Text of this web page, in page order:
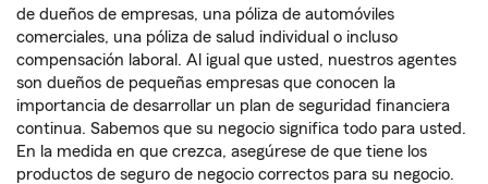
de dueños de empresas, una póliza de automóviles
comerciales, una póliza de salud individual o incluso
compensación laboral. Al igual que usted, nuestros agentes
son dueños de pequeñas empresas que conocen la
importancia de desarrollar un plan de seguridad financiera
continua. Sabemos que su negocio significa todo para usted.
En la medida en que crezca, asegúrese de que tiene los
productos de seguro de negocio correctos para su negocio.